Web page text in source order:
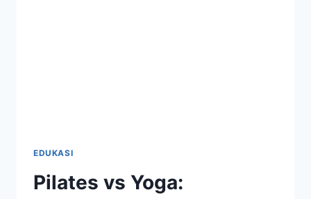
EDUKASI
Pilates vs Yoga: